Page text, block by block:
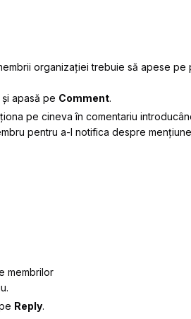
organizației trebuie să apese
apasă pe Comment.
pe cineva în comentariu
pentru a-l notifica despre
membrilor
Reply.